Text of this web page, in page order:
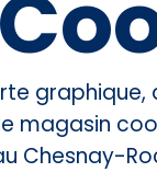
magasin
Chesnay-